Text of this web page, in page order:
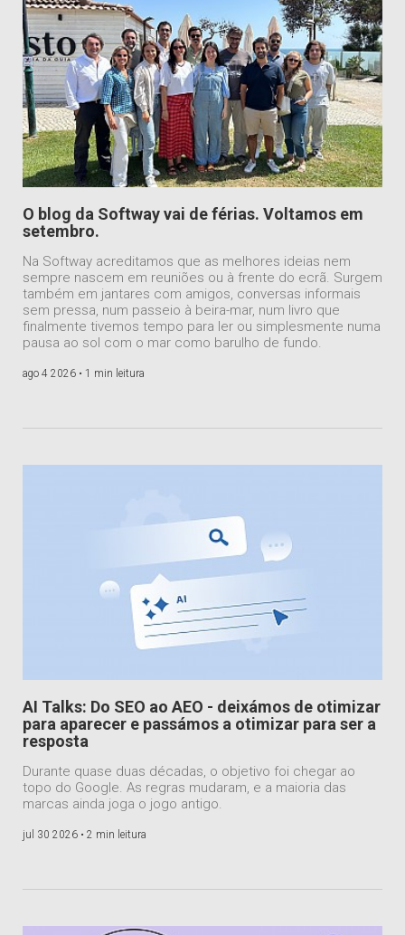
O blog da Softway vai de férias. Voltamos em
setembro.
Na Softway acreditamos que as melhores ideias nem
sempre nascem em reuniões ou à frente do ecrã. Surgem
também em jantares com amigos, conversas informais
sem pressa, num passeio à beira-mar, num livro que
finalmente tivemos tempo para ler ou simplesmente numa
pausa ao sol com o mar como barulho de fundo.
ago 4 2026 • 1 min leitura
AI Talks: Do SEO ao AEO - deixámos de otimizar
para aparecer e passámos a otimizar para ser a
resposta
Durante quase duas décadas, o objetivo foi chegar ao
topo do Google. As regras mudaram, e a maioria das
marcas ainda joga o jogo antigo.
jul 30 2026 • 2 min leitura